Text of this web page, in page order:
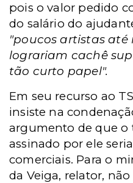
pois o valor pedido
do salário do
"poucos artistas até
lograriam cachê
tão curto papel".
Em seu recurso ao
insiste na
argumento de que o
assinado por ele
comerciais. Para o
da Veiga, relator,